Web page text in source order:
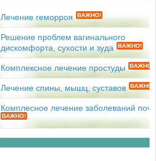
Лечение геморроя ВАЖНО!
Решение проблем вагинального
дискомфорта, сухости и зуда
ВАЖНО!
Комплексное лечение простуды ВАЖНО!
Лечение спины, мышц, суставов ВАЖНО!
Комплесное лечение заболеваний
ВАЖНО!